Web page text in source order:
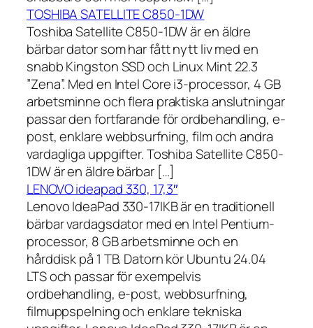
TOSHIBA SATELLITE C850-1DW
Toshiba Satellite C850-1DW är en äldre
bärbar dator som har fått nytt liv med en
snabb Kingston SSD och Linux Mint 22.3
”Zena”. Med en Intel Core i3-processor, 4 GB
arbetsminne och flera praktiska anslutningar
passar den fortfarande för ordbehandling, e-
post, enklare webbsurfning, film och andra
vardagliga uppgifter. Toshiba Satellite C850-
1DW är en äldre bärbar […]
LENOVO ideapad 330, 17,3″
Lenovo IdeaPad 330-17IKB är en traditionell
bärbar vardagsdator med en Intel Pentium-
processor, 8 GB arbetsminne och en
hårddisk på 1 TB. Datorn kör Ubuntu 24.04
LTS och passar för exempelvis
ordbehandling, e-post, webbsurfning,
filmuppspelning och enklare tekniska